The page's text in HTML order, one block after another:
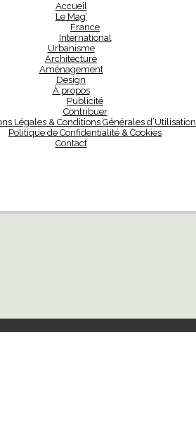
Accueil
Le Mag’
France
International
Urbanisme
Architecture
Aménagement
Design
À propos
Publicité
Contribuer
Légales & Conditions Générales d’Utilisation
Politique de Confidentialité & Cookies
Contact